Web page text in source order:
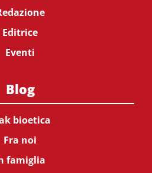
Editrice
Eventi
Blog
bioetica
Fra noi
famiglia